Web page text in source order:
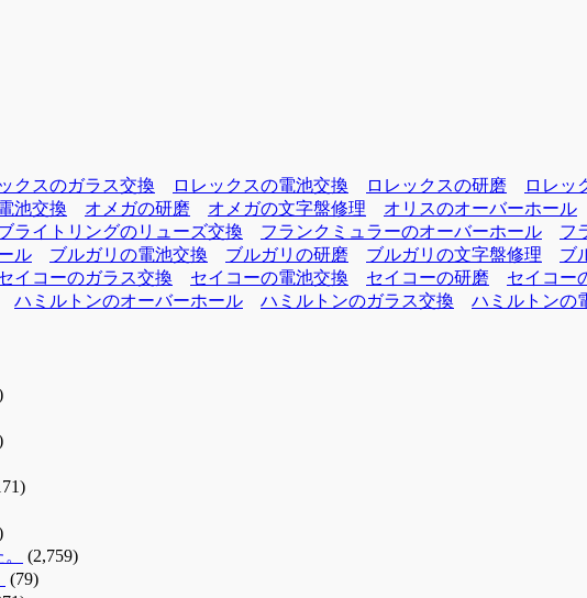
クスのガラス交換 ロレックスの電池交換 ロレックスの研磨 ロレッ
池交換 オメガの研磨 オメガの文字盤修理 オリスのオーバーホール
ライトリングのリューズ交換 フランクミュラーのオーバーホール フ
ル ブルガリの電池交換 ブルガリの研磨 ブルガリの文字盤修理 ブ
イコーのガラス交換 セイコーの電池交換 セイコーの研磨 セイコー
ハミルトンのオーバーホール ハミルトンのガラス交換 ハミルトンの
(2,759)
(79)